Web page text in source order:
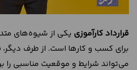
قرارداد کارآموزی یکی از شیوه‌های
برای کسب و کارها است. از طرف دیگر،
می‌تواند شرایط و موقعیت مناسبی را